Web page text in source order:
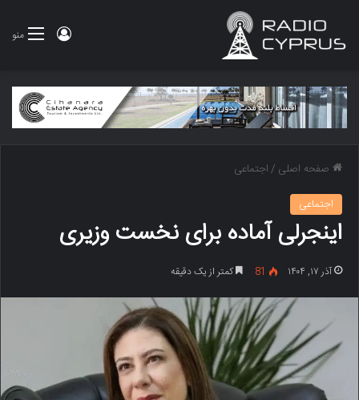
منو ورود
صفحه اصلی /اجتماعی
اجتماعی
اینجرلی آماده برای نخست وزیری
آذر ۱۷, ۱۴۰۴ 81 کمتر از یک دقیقه